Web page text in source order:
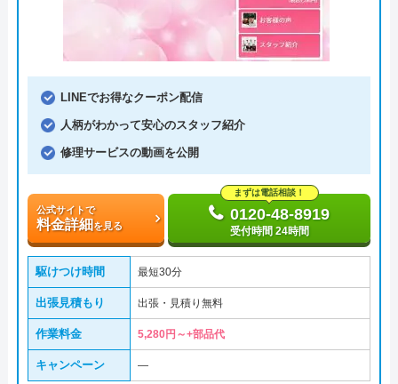
LINEでお得なクーポン配信
人柄がわかって安心のスタッフ紹介
修理サービスの動画を公開
公式サイトで
料金詳細を見る
まずは電話相談！
0120-48-8919
受付時間 24時間
駆けつけ時間 最短30分
出張見積もり 出張・見積り無料
作業料金 5,280円～+部品代
キャンペーン ―